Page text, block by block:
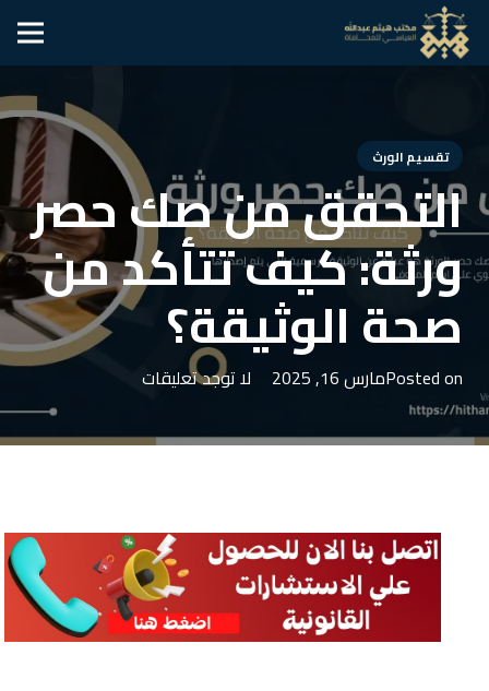
تقسيم الورث
التحقق من صك حصر
ورثة: كيف تتأكد من
صحة الوثيقة؟
Posted onمارس 16, 2025 لا توجد تعليقات